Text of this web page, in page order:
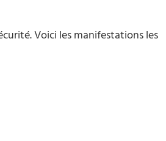
Voici les manifestations les